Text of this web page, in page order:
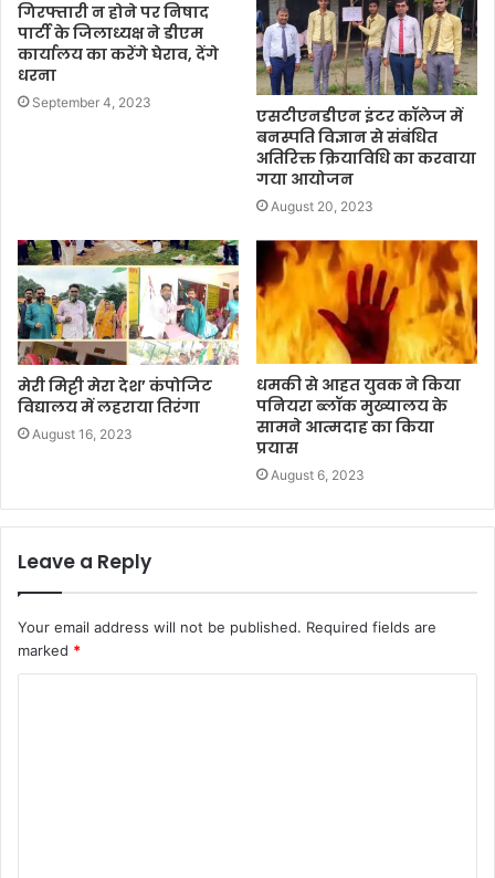
गिरफ्तारी न होने पर निषाद
पार्टी के जिलाध्यक्ष ने डीएम
कार्यालय का करेंगे घेराव, देंगे
धरना
September 4, 2023
एसटीएनडीएन इंटर कॉलेज में
बनस्पति विज्ञान से संबंधित
अतिरिक्त क्रियाविधि का करवाया
गया आयोजन
August 20, 2023
मेरी मिट्टी मेरा देश’ कंपोजिट
विद्यालय में लहराया तिरंगा
August 16, 2023
धमकी से आहत युवक ने किया
पनियरा ब्लॉक मुख्यालय के
सामने आत्मदाह का किया
प्रयास
August 6, 2023
Leave a Reply
Your email address will not be published. Required fields are
marked *